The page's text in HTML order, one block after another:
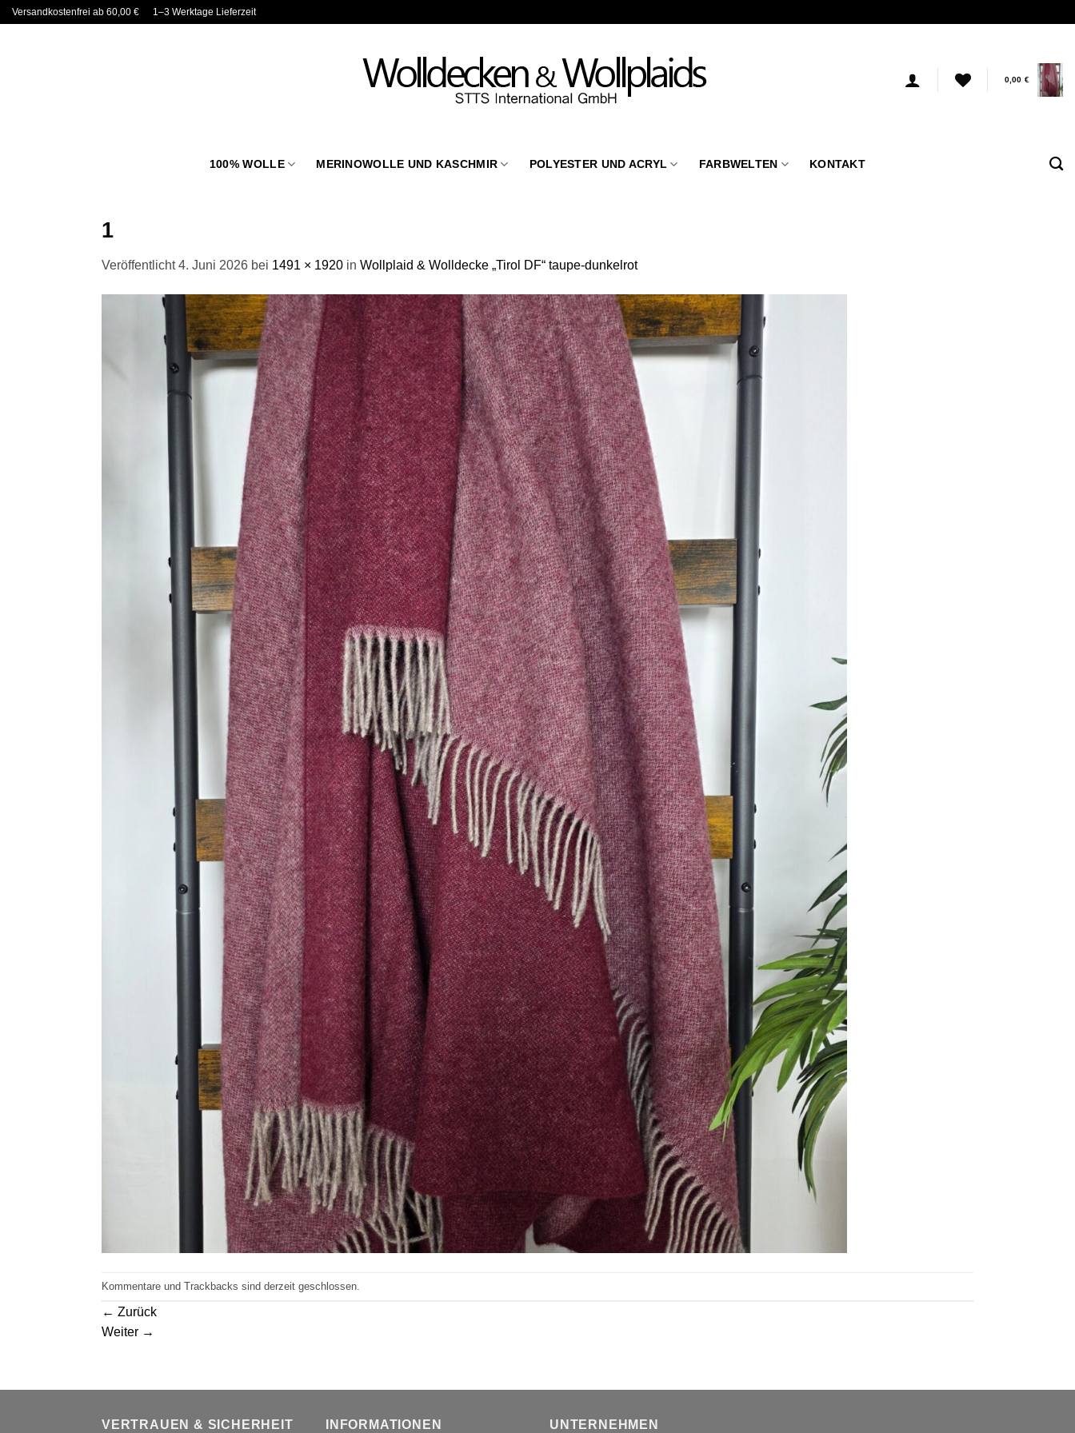
ZumVersandkostenfrei ab 60,00 € 1–3 Werktage Lieferzeit
0,00 €
100% WOLLE MERINOWOLLE UND KASCHMIR POLYESTER UND ACRYL FARBWELTEN KONTAKT
1
Veröffentlicht4. Juni 2026 bei 1491 × 1920 in Wollplaid & Wolldecke „Tirol DF“ taupe-dunkelrot
Kommentare und Trackbacks sind derzeit geschlossen.
← Zurück
Weiter →
VERTRAUEN & SICHERHEIT INFORMATIONEN UNTERNEHMEN